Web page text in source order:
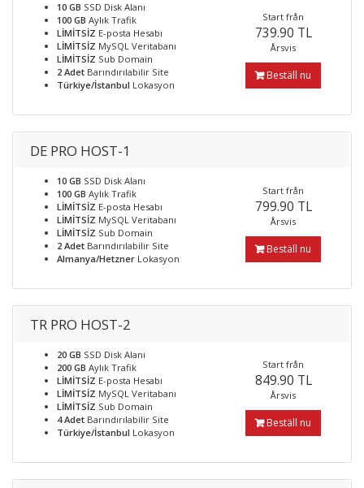
10 GB SSD Disk Alanı
100 GB Aylık Trafik
LİMİTSİZ E-posta Hesabı
LİMİTSİZ MySQL Veritabanı
LİMİTSİZ Sub Domain
2 Adet Barındırılabilir Site
Türkiye/İstanbul Lokasyon
Start från
739.90 TL
Årsvis
Beställ nu
DE PRO HOST-1
10 GB SSD Disk Alanı
100 GB Aylık Trafik
LİMİTSİZ E-posta Hesabı
LİMİTSİZ MySQL Veritabanı
LİMİTSİZ Sub Domain
2 Adet Barındırılabilir Site
Almanya/Hetzner Lokasyon
Start från
799.90 TL
Årsvis
Beställ nu
TR PRO HOST-2
20 GB SSD Disk Alanı
200 GB Aylık Trafik
LİMİTSİZ E-posta Hesabı
LİMİTSİZ MySQL Veritabanı
LİMİTSİZ Sub Domain
4 Adet Barındırılabilir Site
Türkiye/İstanbul Lokasyon
Start från
849.90 TL
Årsvis
Beställ nu